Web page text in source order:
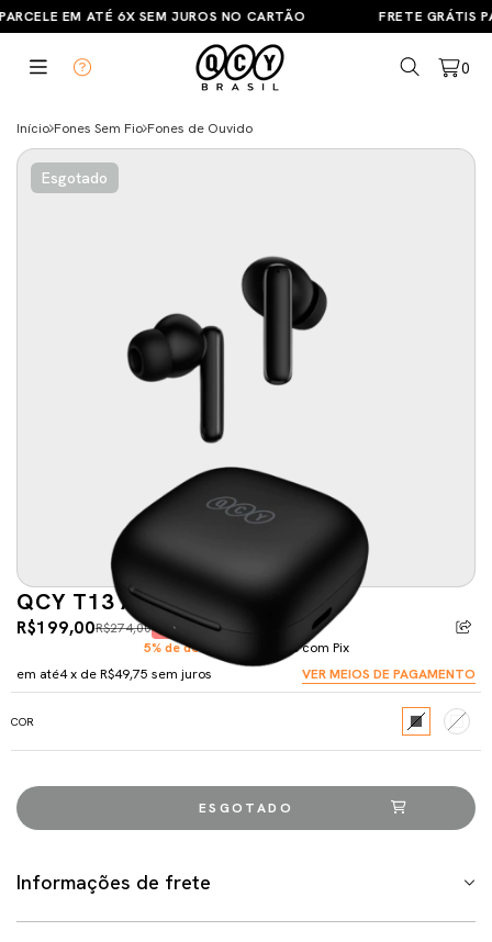
EM ATÉ 6X SEM JUROS NO CARTÃO FRETE GRÁTIS
0
Esgotado
Início Fones Sem Fio Fones de Ouvido
QCY T13 ANC
R$199,00R$274,00 -27%
5% de desconto
pagando com Pix
em até4x deR$49,75 sem juros VER MEIOS DE PAGAMENTO
COR
Informações de frete